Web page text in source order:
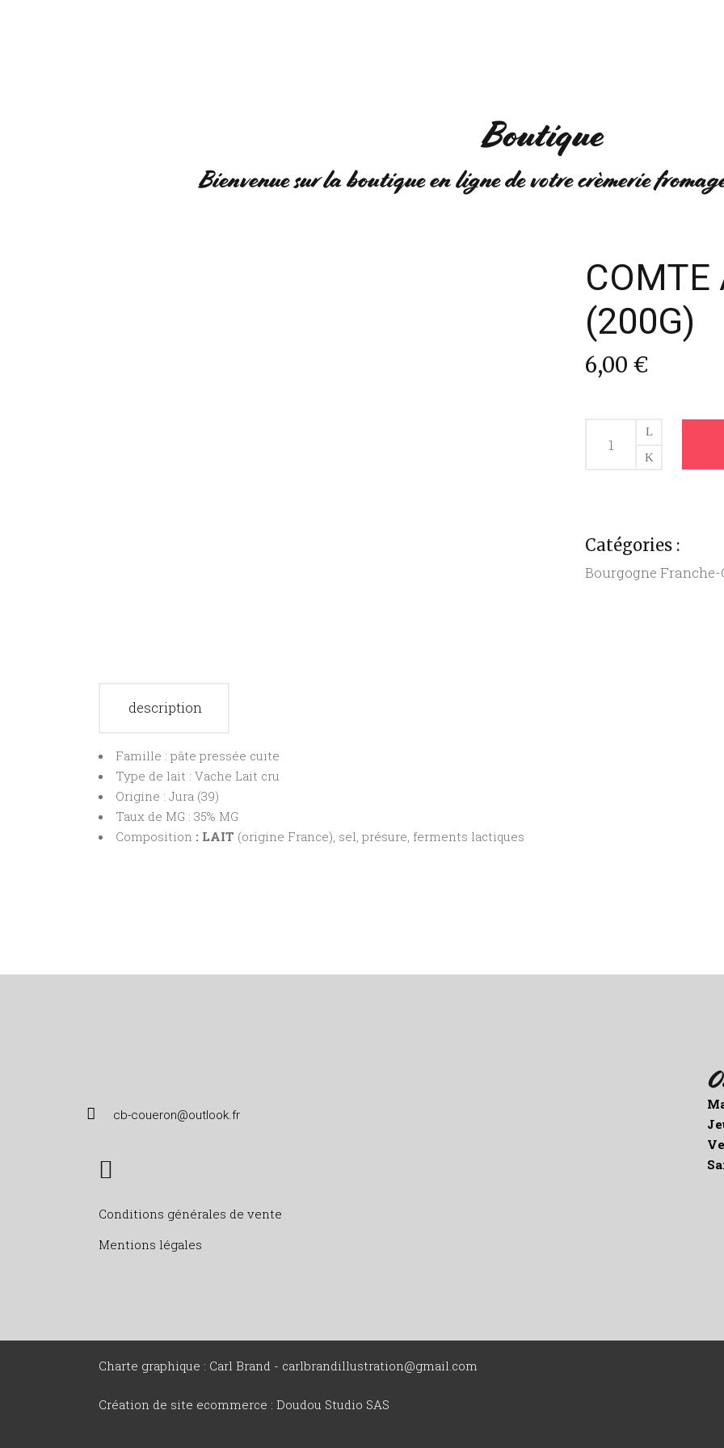
Boutique
Bienvenue sur la boutique en ligne de votre crèmerie
(200G)
6,00 €
AOP
Catégories :
Bourgogne Franche-
description
Famille : pâte pressée cuite
Type de lait : Vache Lait cru
Origine : Jura (39)
Taux de MG : 35% MG
Composition : LAIT (origine France), sel, présure, ferments lactiques
cb-coueron@outlook.fr
Conditions générales de vente
Mentions légales
Charte graphique : Carl Brand - carlbrandillustration@gmail.com
Création de site ecommerce : Doudou Studio SAS